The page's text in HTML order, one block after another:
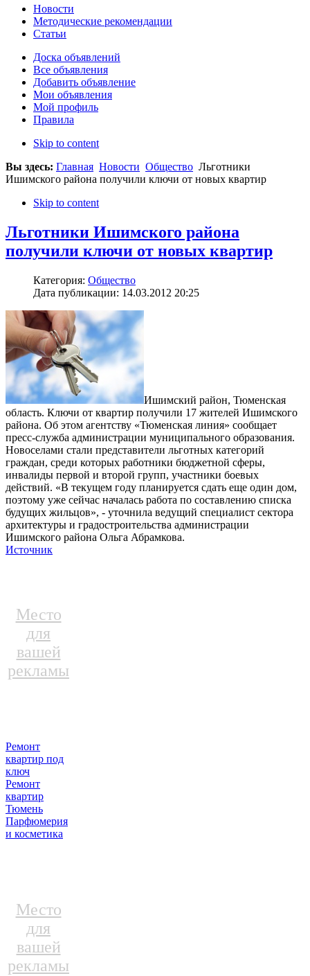
Новости
Методические рекомендации
Статьи
Доска объявлений
Все объявления
Добавить объявление
Мои объявления
Мой профиль
Правила
Skip to content
Вы здесь: Главная Новости Общество Льготники
Ишимского района получили ключи от новых квартир
Skip to content
Льготники Ишимского района
получили ключи от новых квартир
Категория: Общество
Дата публикации: 14.03.2012 20:25
Ишимский район, Тюменская
область. Ключи от квартир получили 17 жителей Ишимского
района. Об этом агентству «Тюменская линия» сообщает
пресс-служба администрации муниципального образования.
Новоселами стали представители льготных категорий
граждан, среди которых работники бюджетной сферы,
инвалиды первой и второй групп, участники боевых
действий. «В текущем году планируется сдать еще один дом,
поэтому уже сейчас началась работа по составлению списка
будущих жильцов», - уточнила ведущий специ­алист сектора
архитектуры и градостроительства администрации
Ишимского района Ольга Абрамкова.
Источник
Место
для
вашей
рекламы
Ремонт
квартир под
ключ
Ремонт
квартир
Тюмень
Парфюмерия
и косметика
Место
для
вашей
рекламы